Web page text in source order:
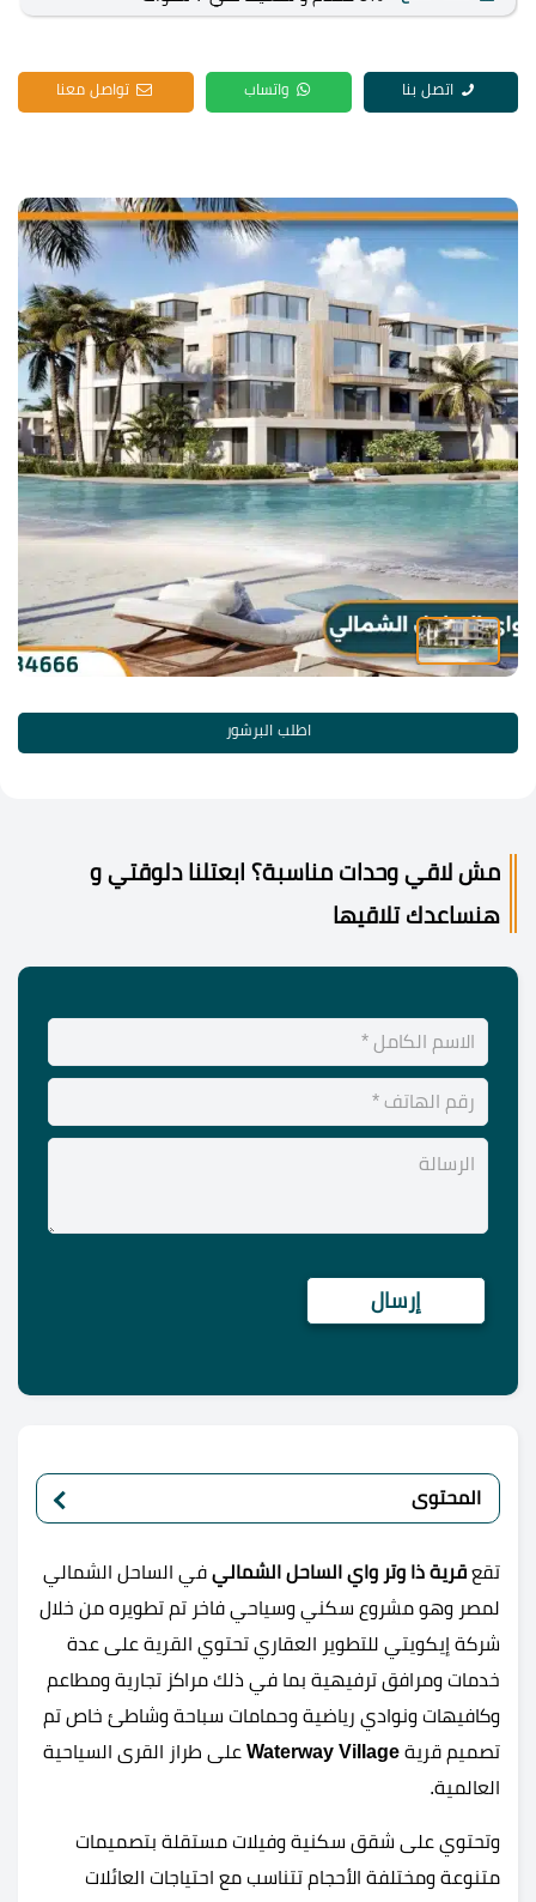
اتصل بنا واتساب تواصل معنا
اطلب البرشور
مش لاقي وحدات مناسبة؟ ابعتلنا دلوقتي و
هنساعدك تلاقيها
المحتوى
تقع قرية ذا وتر واي الساحل الشمالي في الساحل الشمالي
لمصر وهو مشروع سكني وسياحي فاخر تم تطويره من خلال
شركة إيكويتي للتطوير العقاري تحتوي القرية على عدة
خدمات ومرافق ترفيهية بما في ذلك مراكز تجارية ومطاعم
وكافيهات ونوادي رياضية وحمامات سباحة وشاطئ خاص تم
تصميم قرية Waterway Village على طراز القرى السياحية
العالمية.
وتحتوي على شقق سكنية وفيلات مستقلة بتصميمات
متنوعة ومختلفة الأحجام تتناسب مع احتياجات العائلات